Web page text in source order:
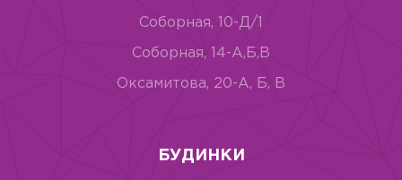
Соборная, 10-Д/1
Соборная, 14-А,Б,В
Оксамитова, 20-А, Б, В
БУДИНКИ